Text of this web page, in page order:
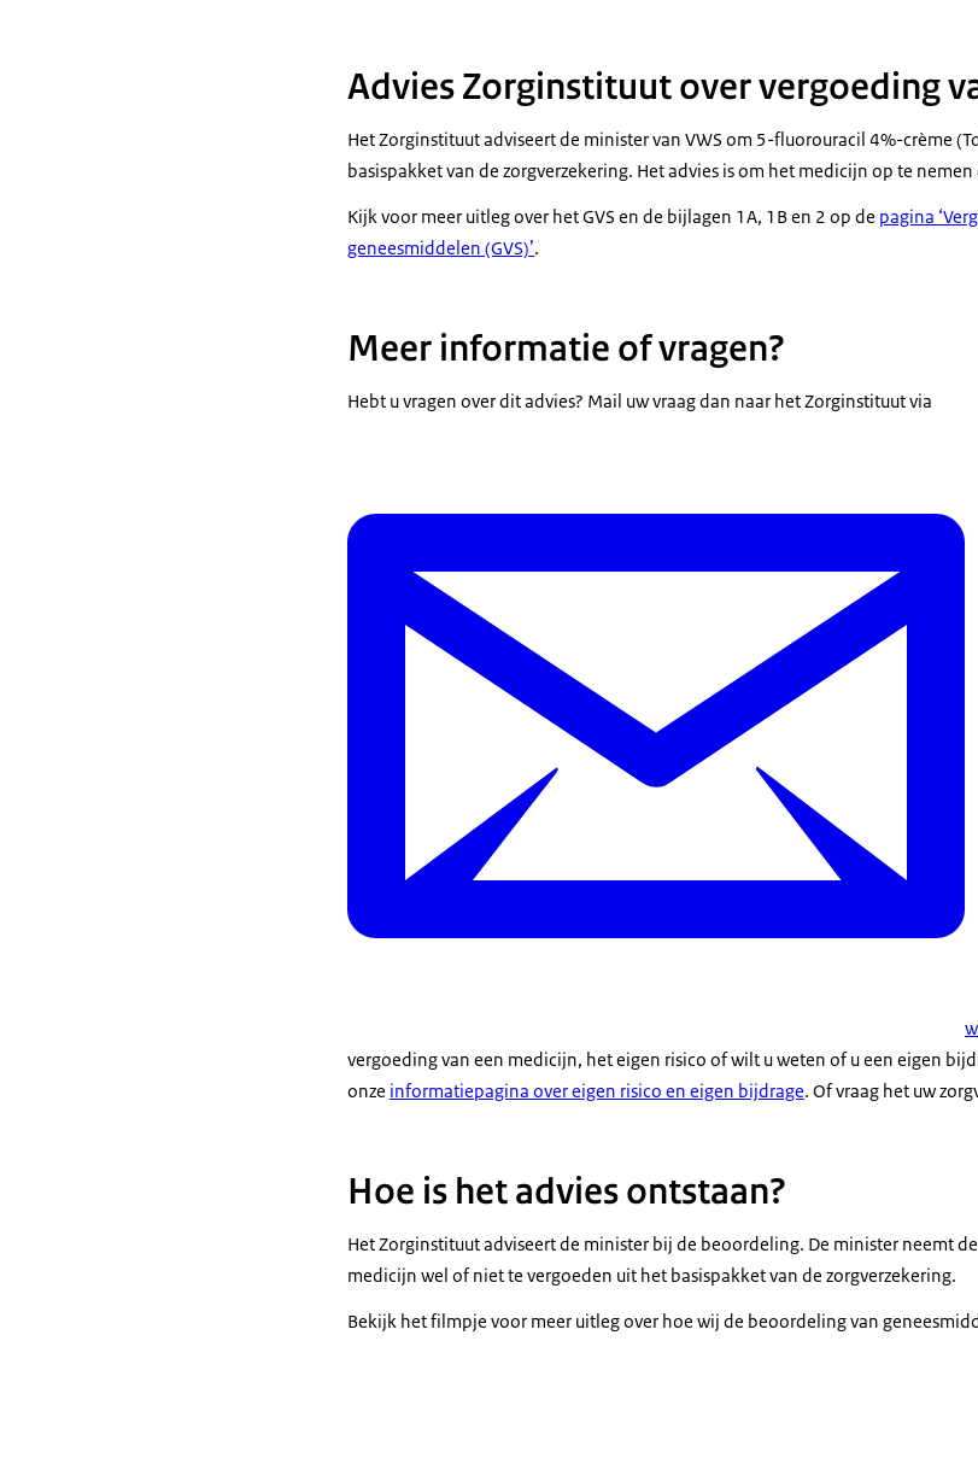
Advies Zorginstituut over vergoeding
Het Zorginstituut adviseert de minister van VWS om 5-fluorouracil 4%-crème
basispakket van de zorgverzekering. Het advies is om het medicijn op te nemen
Kijk voor meer uitleg over het GVS en de bijlagen 1A, 1B en 2 op de pagina
geneesmiddelen (GVS)’.
Meer informatie of vragen?
Hebt u vragen over dit advies? Mail uw vraag dan naar het Zorginstituut via
vergoeding van een medicijn, het eigen risico of wilt u weten of u een eigen
onze informatiepagina over eigen risico en eigen bijdrage. Of vraag het uw
Hoe is het advies ontstaan?
Het Zorginstituut adviseert de minister bij de beoordeling. De minister neemt
medicijn wel of niet te vergoeden uit het basispakket van de zorgverzekering.
Bekijk het filmpje voor meer uitleg over hoe wij de beoordeling van